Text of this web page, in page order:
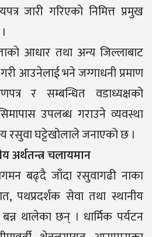
जारी गरिएको निमित्त प्रमुख
आधार तथा अन्य जिल्लाबाट
आउनेलाई भने जग्गाधनी प्रमाण
र सम्बन्धित वडाध्यक्षको
उपलब्ध गराउने व्यवस्था
रसुवा घट्टेखोलाले जनाएको छ ।
अर्थतन्त्र चलायमान
बढ्दै जाँदा रसुवागढी नाका
पथप्रदर्शक सेवा तथा स्थानीय
थालेका छन् । धार्मिक पर्यटन